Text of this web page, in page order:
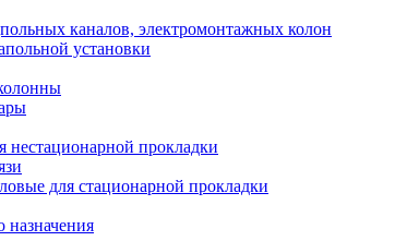
каналов, электромонтажных колон
установки
нестационарной прокладки
для стационарной прокладки
назначения